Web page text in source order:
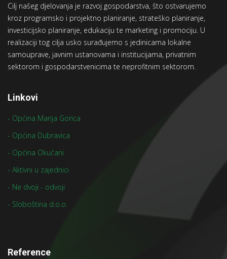
Cilj našeg djelovanja je razvoj gospodarstva, što ostvarujemo
kroz programsko i projektno planiranje, strateško planiranje,
investicijsko planiranje, edukaciju te marketing i promociju. U
realizaciji tog cilja usko surađujemo s jedinicama lokalne
samouprave, javnim ustanovama i institucijama, privatnim
sektorom i gospodarstvenicima te neprofitnim sektorom.
Linkovi
- Općina Marija Gorica
- Općina Dubravica
- Općina Okučani
- Aktivni u zajednici
- Ne dvoji - odvoji
- Sloboština d.o.o.
Reference